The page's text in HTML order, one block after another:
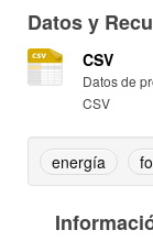
Datos y
CSV
Datos de
CSV
energía